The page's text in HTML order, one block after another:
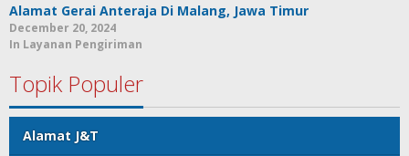
Alamat Gerai Anteraja Di Malang, Jawa Timur
December 20, 2024
In Layanan Pengiriman
Topik Populer
Alamat J&T